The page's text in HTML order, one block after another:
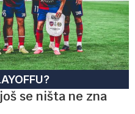
se ništa ne zna